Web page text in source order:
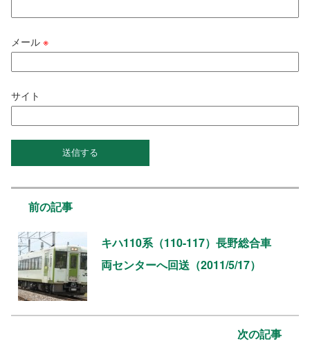
メール※
サイト
前の記事
キハ110系（110-117）長野総合車
両センターへ回送（2011/5/17）
次の記事